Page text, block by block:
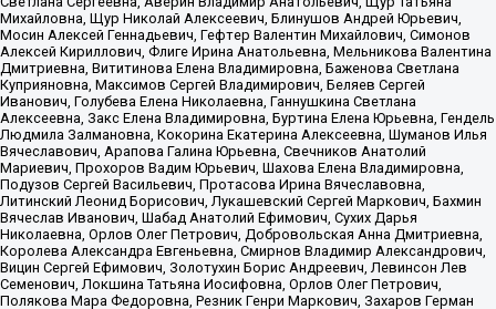
Михайловна, Щур Николай Алексеевич, Блинушов Андрей Юрьевич,
Мосин Алексей Геннадьевич, Гефтер Валентин Михайлович, Симонов
Алексей Кириллович, Флиге Ирина Анатольевна, Мельникова Валентина
Дмитриевна, Вититинова Елена Владимировна, Баженова Светлана
Куприяновна, Максимов Сергей Владимирович, Беляев Сергей
Иванович, Голубева Елена Николаевна, Ганнушкина Светлана
Алексеевна, Закс Елена Владимировна, Буртина Елена Юрьевна, Гендель
Людмила Залмановна, Кокорина Екатерина Алексеевна, Шуманов Илья
Вячеславович, Арапова Галина Юрьевна, Свечников Анатолий
Мариевич, Прохоров Вадим Юрьевич, Шахова Елена Владимировна,
Подузов Сергей Васильевич, Протасова Ирина Вячеславовна,
Литинский Леонид Борисович, Лукашевский Сергей Маркович, Бахмин
Вячеслав Иванович, Шабад Анатолий Ефимович, Сухих Дарья
Николаевна, Орлов Олег Петрович, Добровольская Анна Дмитриевна,
Королева Александра Евгеньевна, Смирнов Владимир Александрович,
Вицин Сергей Ефимович, Золотухин Борис Андреевич, Левинсон Лев
Семенович, Локшина Татьяна Иосифовна, Орлов Олег Петрович,
Полякова Мара Федоровна, Резник Генри Маркович, Захаров Герман